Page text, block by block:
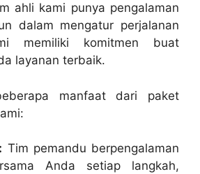
ahli kami punya pengalaman
dalam mengatur perjalanan
memiliki komitmen buat
layanan terbaik.
manfaat dari paket
Tim pemandu berpengalaman
Anda setiap langkah,